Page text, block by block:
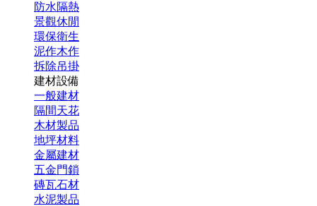
防水隔熱
景觀休閒
環保衛生
泥作木作
拆除吊掛
建材設備
一般建材
隔間天花
木材製品
地坪材料
金屬建材
五金門鎖
磚瓦石材
水泥製品